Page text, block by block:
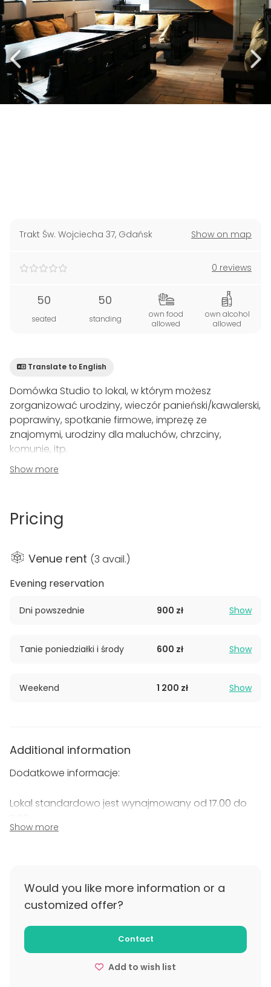
Trakt Św. Wojciecha 37, Gdańsk Show on map
0 reviews
50
seated
50
standing
own food
allowed
own alcohol
allowed
Translate to English
Domówka Studio to lokal, w którym możesz
zorganizować urodziny, wieczór panieński/kawalerski,
poprawiny, spotkanie firmowe, imprezę ze
znajomymi, urodziny dla maluchów, chrzciny,
komunie, itp.
Miejsce to zachowuje klimat domowy i jednocześnie
dyskotekowe, zaplecze kuchenne, a całość jest
tam również DJ-ka wyposażona w końcówkę mocy,
oraz parkiet do tańczenia.
Umiejscowienie lokalu pozwala na głośną zabawę w
Domówka Studio idealne nadaje się na osiemnastki,
przyjęcia. Ponadto można tu organizować rodzinne
Show more
Pricing
Venue rent (3 avail.)
Evening reservation
Dni powszednie 900 zł Show
Tanie poniedziałki i środy 600 zł Show
Weekend 1 200 zł Show
Additional information
Dodatkowe informacje:
Lokal standardowo jest wynajmowany od 17.00 do
Ceny oscylują między 600 zł a 1200 zł
Dodatkowe informacje na temat polityki anulacji
rezerwacji:
W razie rezygnacji kaucja nie jest zwracana.
W przypadku rezygnacji później niż dwa tygodnie
przed wynajęciem trzeba zapłacić 50% wartości
Show more
Would you like more information or a
customized offer?
Contact
Add to wish list